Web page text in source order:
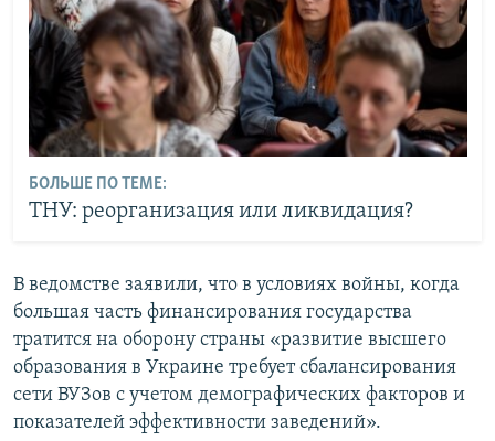
БОЛЬШЕ ПО ТЕМЕ:
ТНУ: реорганизация или ликвидация?
В ведомстве заявили, что в условиях войны, когда
большая часть финансирования государства
тратится на оборону страны «развитие высшего
образования в Украине требует сбалансирования
сети ВУЗов с учетом демографических факторов и
показателей эффективности заведений».